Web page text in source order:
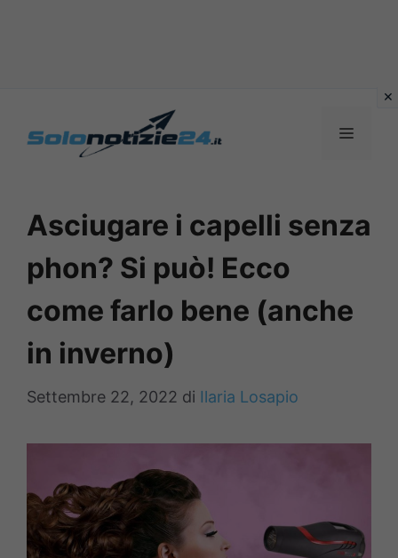
MENU
Asciugare i capelli senza
phon? Si può! Ecco
come farlo bene (anche
in inverno)
Settembre 22, 2022 di Ilaria Losapio